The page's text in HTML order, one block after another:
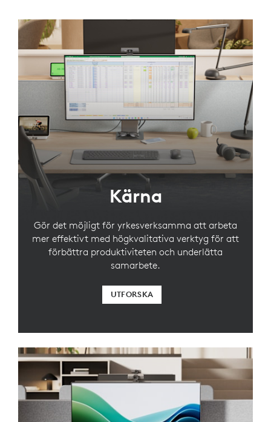
Kärna
Gör det möjligt för yrkesverksamma att arbeta
mer effektivt med högkvalitativa verktyg för att
förbättra produktiviteten och underlätta
samarbete.
UTFORSKA